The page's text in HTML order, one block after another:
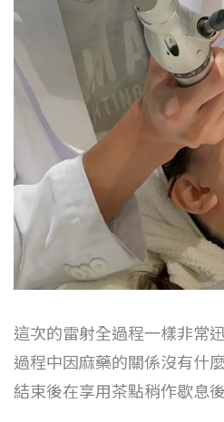
這次的雷射全過程一樣非常
過程中因麻藥的關係沒有什
結束後在享用茶點稍作歇息